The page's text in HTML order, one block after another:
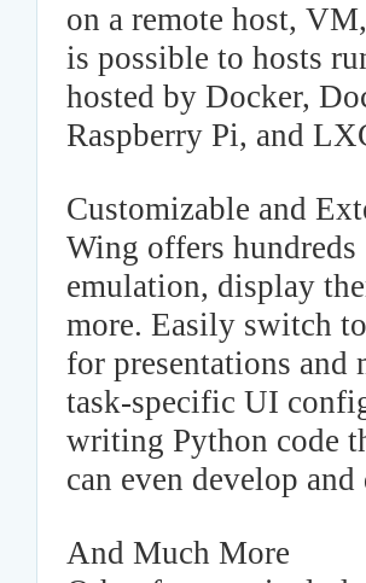
on a remote host,
is possible to hosts
hosted by Docker,
Raspberry Pi, and
Customizable and
Wing offers
emulation, display
more. Easily switch
for presentations and
task-specific UI
writing Python code
can even develop
And Much More